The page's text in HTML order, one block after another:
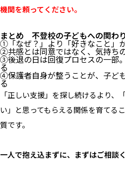
機関を頼ってください。
まとめ 不登校の子どもへの関わ
①「なぜ？」より「好きなこと」
②共感とは同意ではなく、気持ち
③後退の日は回復プロセスの一部
る
④保護者自身が整うことが、子ど
る
「正しい支援」を探し続けるより、
い」と思ってもらえる関係を育てる
質です。
一人で抱え込まずに、まずはご相談く